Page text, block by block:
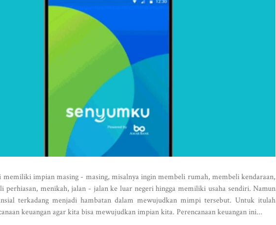
memiliki impian masing - masing, misalnya ingin membeli rumah, membeli kendaraan,
perhiasan, menikah, jalan - jalan ke luar negeri hingga memiliki usaha sendiri. Namun
terkadang menjadi hambatan dalam mewujudkan mimpi tersebut. Untuk itulah
keuangan agar kita bisa mewujudkan impian kita. Perencanaan keuangan ini...